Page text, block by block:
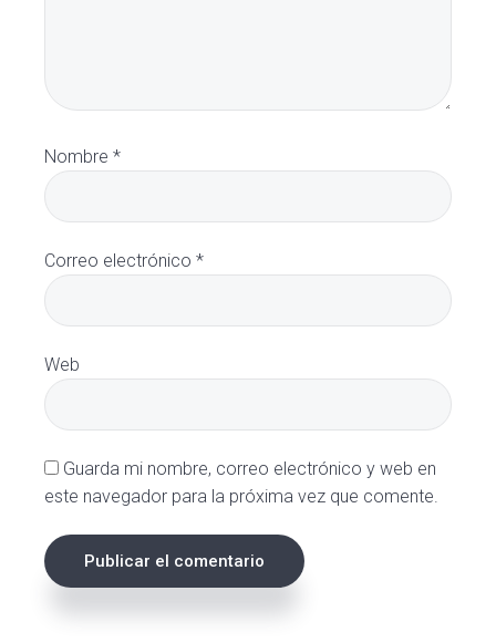
Nombre*
Correo electrónico*
Web
Guarda mi nombre, correo electrónico y web en
este navegador para la próxima vez que comente.